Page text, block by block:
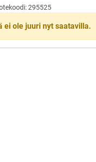
295525
ei ole juuri nyt saatavilla.